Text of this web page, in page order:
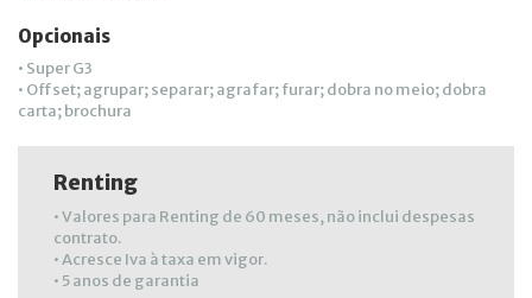
Opcionais
• Super G3
• Offset; agrupar; separar; agrafar; furar; dobra no meio; dobra
carta; brochura
Renting
• Valores para Renting de 60 meses, não inclui despesas
contrato.
• Acresce Iva à taxa em vigor.
• 5 anos de garantia